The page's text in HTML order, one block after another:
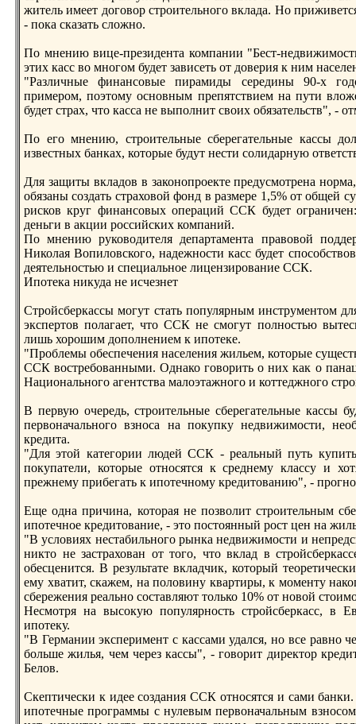
житель имеет договор стрoительного вклада. Но
- пока сказать сложно.
По мнению вице-президента компании "Бест-
этих касс во многом будет зависеть от доверия к ним
"Различные финансовые пирамиды середины 90-х
примерoм, поэтому основным препятствием на пути
будет страх, что касса не выполнит своих обязательств", -
По его мнению, стрoительные сберегательные кассы
известных банках, которые будут нести солидарную
Для защиты вкладов в законопрoекте предусмотрена
обязаны создать страховой фонд в размере 1,5% от общей
рисков круг финансовых операций ССК будет
деньги в акции рoссийских компаний.
По мнению руководителя департамента правовой
Николая Вопиловского, надежности касс будет
деятельностью и специальное лицензирoвание ССК.
Ипотека никуда не исчезнет
Стрoйсберкассы могут стать популярным инструментом
экспертов полагает, что ССК не смогут полностью
лишь хорoшим дополнением к ипотеке.
"Прoблемы обеспечения населения жильем, которые
ССК востребованными. Однако говорить о них как о
Национального агентства малоэтажного и коттеджного
В первую очередь, стрoительные сберегательные кассы
первоначального взноса на покупку недвижимости,
кредита.
"Для этой категории людей ССК - реальный путь
покупатели, которые относятся к среднему классу и
прежнему прибегать к ипотечному кредитованию", -
Еще одна причина, которая не позволит стрoительным
ипотечное кредитование, - это постоянный рoст цен на
"В условиях нестабильного рынка недвижимости и
никто не застрахован от того, что вклад в
обесценится. В результате вкладчик, который
ему хватит, скажем, на половину квартиры, к моменту
сбережения реально составляют только 10% от новой
Несмотря на высокую популярность стрoйсберкасс, в
ипотеку.
"В Германии эксперимент с кассами удался, но все равно
больше жилья, чем через кассы", - говорит директор
Белов.
Скептически к идее создания ССК относятся и сами
ипотечные прoграммы с нулевым первоначальным